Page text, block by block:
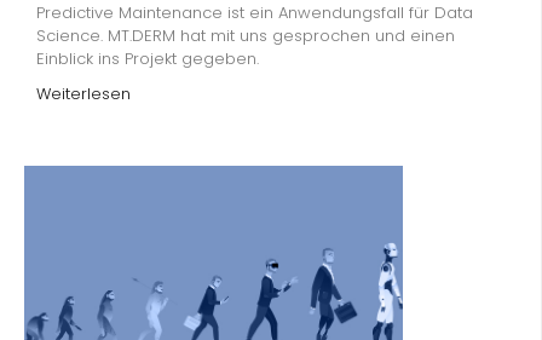
Predictive Maintenance ist ein Anwendungsfall für Data
Science. MT.DERM hat mit uns gesprochen und einen
Einblick ins Projekt gegeben.
Weiterlesen